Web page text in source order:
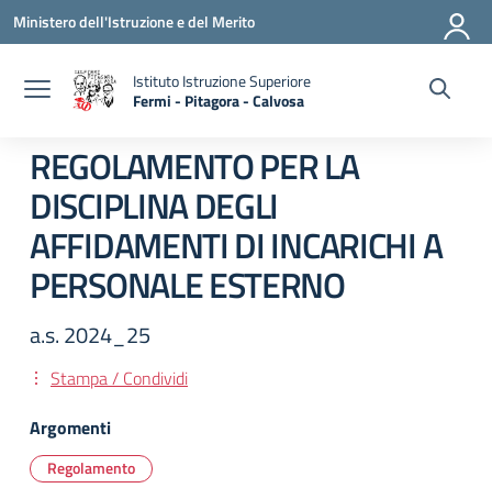
Vai ai contenuti
Vai al menu di navigazione
Vai al footer
Ministero dell'Istruzione e del Merito
Istituto Istruzione Superiore
Fermi - Pitagora - Calvosa
— Visita la pagina iniziale della scuola
REGOLAMENTO PER LA
DISCIPLINA DEGLI
AFFIDAMENTI DI INCARICHI A
PERSONALE ESTERNO
a.s. 2024_25
Stampa / Condividi
Argomenti
Regolamento